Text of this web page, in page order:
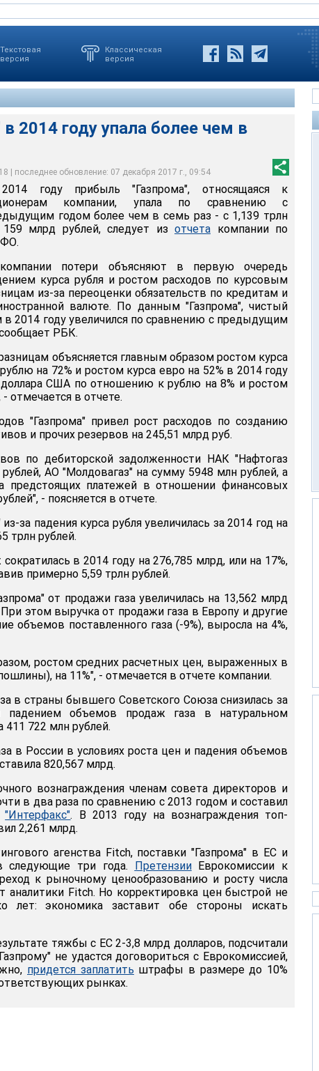
Текстовая
версия
Классическая
версия
2014 году упала более чем в
| последнее обновление: 07 декабря 2017 г., 09:54
упала более чем в семь раз
году прибыль "Газпрома", относящаяся к
компании, упала по сравнению с
годом более чем в семь раз - с 1,139 трлн
млрд рублей, следует из отчета компании по
потери объясняют в первую очередь
курса рубля и ростом расходов по курсовым
из-за переоценки обязательств по кредитам и
валюте. По данным "Газпрома", чистый
2014 году увеличилcя по сравнению с предыдущим
РБК.
объясняется главным образом ростом курса
на 72% и ростом курса евро на 52% в 2014 году
США по отношению к рублю на 8% и ростом
- отмечается в отчете.
"Газпрома" привел рост расходов по созданию
и прочих резервов на 245,51 млрд руб.
по дебиторской задолженности НАК "Нафтогаз
АО "Молдовагаз" на сумму 5948 млн рублей, а
предстоящих платежей в отношении финансовых
- поясняется в отчете.
за падения курса рубля увеличилась за 2014 год на
трлн рублей.
в 2014 году на 276,785 млрд, или на 17%,
примерно 5,59 трлн рублей.
от продажи газа увеличилась на 13,562 млрд
этом выручка от продажи газа в Европу и другие
объемов поставленного газа (-9%), выросла на 4%,
ростом средних расчетных цен, выраженных в
на 11%", - отмечается в отчете компании.
в страны бывшего Советского Союза снизилась за
падением объемов продаж газа в натуральном
411 722 млн рублей.
в России в условиях роста цен и падения объемов
820,567 млрд.
вознаграждения членам совета директоров и
в два раза по сравнению с 2013 годом и составил
"Интерфакс". В 2013 году на вознаграждения топ-
2,261 млрд.
агенства Fitch, поставки "Газпрома" в ЕС и
следующие три года. ПретензииЕврокомиссии к
к рыночному ценообразованию и росту числа
аналитики Fitch. Но корректировка цен быстрой не
лет: экономика заставит обе стороны искать
тяжбы с ЕС 2-3,8 млрд долларов, подсчитали
не удастся договориться с Еврокомиссией,
придется заплатить штрафы в размере до 10%
рынках.